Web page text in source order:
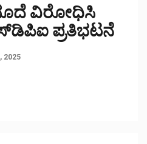
ವಿರೋಧಿಸಿ
ಪ್ರತಿಭಟನೆ
2025